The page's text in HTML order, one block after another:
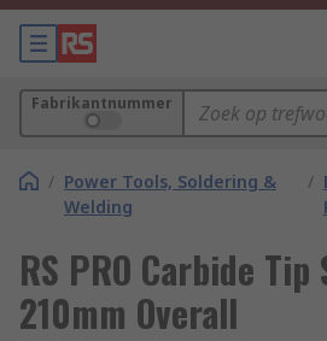
Fabrikantnummer
/ Power Tools, Soldering &
Welding
/
RS PRO Carbide Tip
210mm Overall